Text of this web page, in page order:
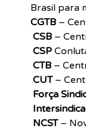
Brasil para
CGTB –
CSB –
CSP
CTB –
CUT –
Força
NCST –